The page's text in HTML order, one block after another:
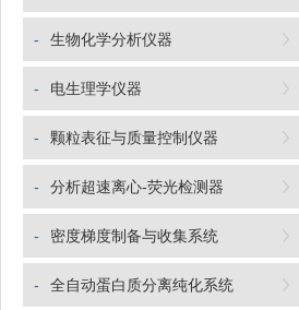
- 生物化学分析仪器
- 电生理学仪器
- 颗粒表征与质量控制仪器
- 分析超速离心-荧光检测器
- 密度梯度制备与收集系统
- 全自动蛋白质分离纯化系统